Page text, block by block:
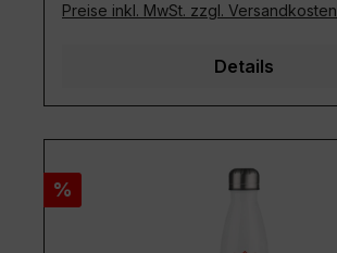
Preise inkl. MwSt. zzgl. Versandkosten
Details
Rabatt
%